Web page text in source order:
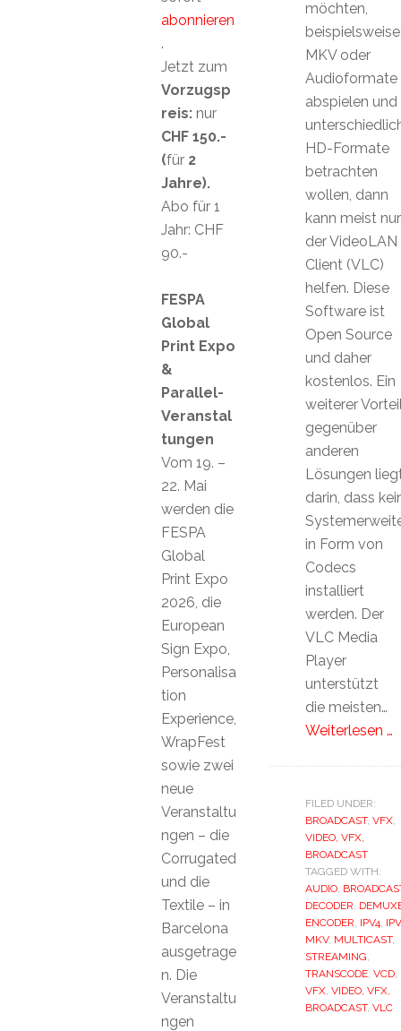
möchten,
MKV oder
Audioformate
abspielen und
HD-Formate
betrachten
wollen, dann
kann meist nur
der VideoLAN
Client (VLC)
helfen. Diese
Software ist
Open Source
und daher
kostenlos. Ein
weiterer
gegenüber
anderen
Lösungen
darin, dass
in Form von
Codecs
installiert
werden. Der
VLC Media
Player
unterstützt
die meisten…
Weiterlesen …
FILED UNDER:
BROADCAST, VFX,
VIDEO, VFX,
BROADCAST
TAGGED WITH:
AUDIO,
DECODER,
ENCODER, IPV4,
MKV, MULTICAST,
STREAMING,
TRANSCODE, VCD,
VFX, VIDEO, VFX,
BROADCAST, VLC
abonnieren
.
Jetzt zum
Vorzugsp
reis: nur
CHF 150.-
(für 2
Jahre).
Abo für 1
Jahr: CHF
90.-
FESPA
Global
Print Expo
&
Parallel-
Veranstal
tungen
Vom 19. –
22. Mai
werden die
FESPA
Global
Print Expo
2026, die
European
Sign Expo,
Personalisa
tion
Experience,
WrapFest
sowie zwei
neue
Veranstaltu
ngen – die
Corrugated
und die
Textile – in
Barcelona
ausgetrage
n. Die
Veranstaltu
ngen